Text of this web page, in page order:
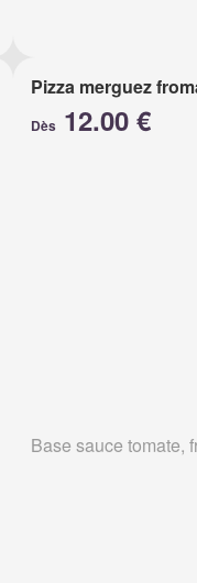
Pizza merguez
Dès 12.00 €
Base sauce tomate,